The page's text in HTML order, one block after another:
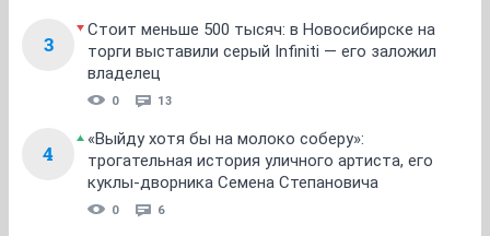
3
Стоит меньше 500 тысяч: в Новосибирске на
торги выставили серый Infiniti — его заложил
владелец
0 13
4
«Выйду хотя бы на молоко соберу»:
трогательная история уличного артиста, его
куклы-дворника Семена Степановича
0 6